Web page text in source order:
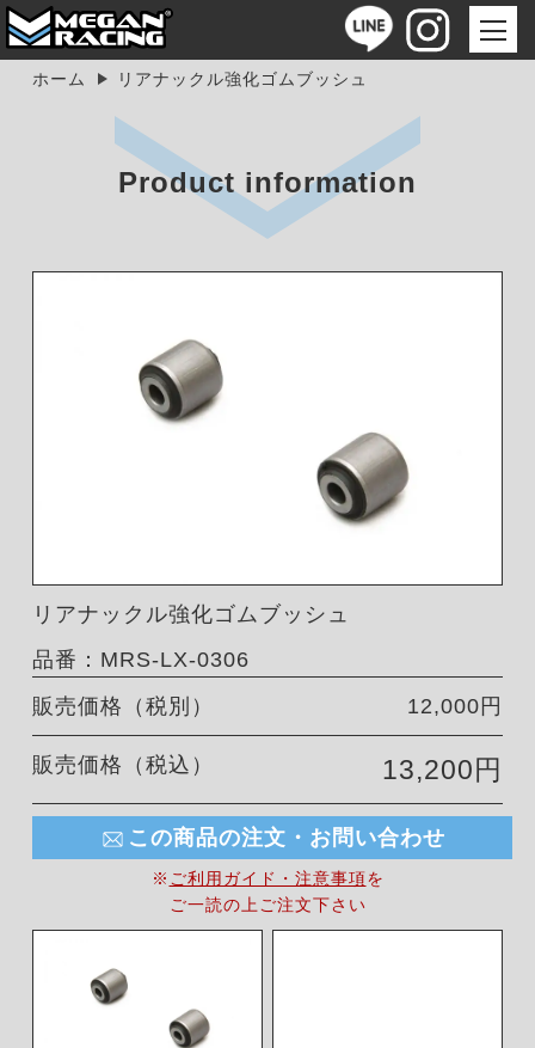
ホーム リアナックル強化ゴムブッシュ
Product information
リアナックル強化ゴムブッシュ
品番：MRS-LX-0306
販売価格（税別）
12,000円
販売価格（税込） 13,200円
この商品の注文・お問い合わせ
※ ご利用ガイド・注意事項を
ご一読の上ご注文下さい